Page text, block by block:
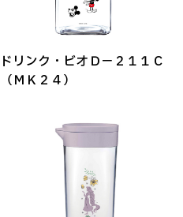
ドリンク・ビオＤ－２１１Ｃ
（ＭＫ２４）